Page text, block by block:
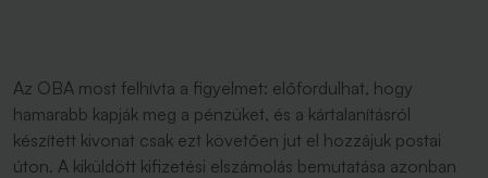
Az OBA most felhívta a figyelmet: előfordulhat, hogy
hamarabb kapják meg a pénzüket, és a kártalanításról
készített kivonat csak ezt követően jut el hozzájuk postai
úton. A kiküldött kifizetési elszámolás bemutatása azonban